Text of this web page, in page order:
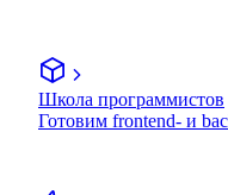
Школа программистов
Готовим frontend- и